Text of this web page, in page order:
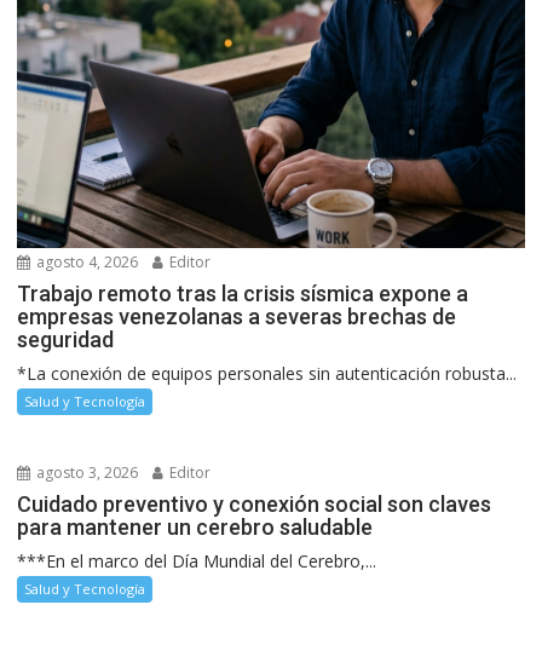
agosto 4, 2026 Editor
Trabajo remoto tras la crisis sísmica expone a
empresas venezolanas a severas brechas de
seguridad
*La conexión de equipos personales sin autenticación robusta...
Salud y Tecnología
agosto 3, 2026 Editor
Cuidado preventivo y conexión social son claves
para mantener un cerebro saludable
***En el marco del Día Mundial del Cerebro,...
Salud y Tecnología